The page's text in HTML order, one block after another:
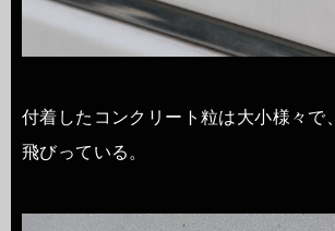
付着したコンクリート粒は大小様々で
飛びっている。